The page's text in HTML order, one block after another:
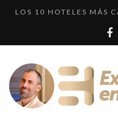
LOS 10 HOTELES MÁS
CRÍTICA •
LLEGA EL HOTEL W
¿CUÁL ES LA